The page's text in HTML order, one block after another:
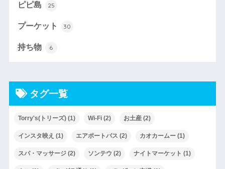
ピピ島 25
プーケット 30
持ち物 6
タグ一覧
Torry's(トリーズ)(1) Wi-Fi(2) お土産(2)
インスタ映え (1) エアポートバス (2) カオカームー(1)
スパ・マッサージ(2) ソンテウ (2) ナイトマーケット (1)